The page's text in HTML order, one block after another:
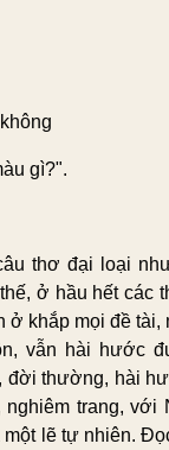
gì?".
thơ đại loại
ở hầu hết các
ở khắp mọi đề
vẫn hài hước
đời thường, hài
nghiêm trang, với
lẽ tự nhiên.